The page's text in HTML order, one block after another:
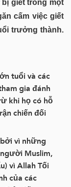
cấm việc giết
trưởng thành.
tuổi và các
gia đánh
khi họ có hỗ
chiến đối
vì những
Muslim,
vì Allah Tối
của các